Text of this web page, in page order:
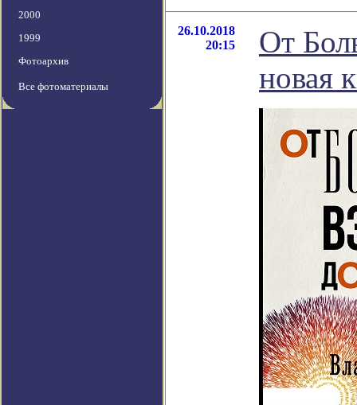
2000
1999
Фотоархив
Все фотоматериалы
26.10.2018
20:15
От
новая